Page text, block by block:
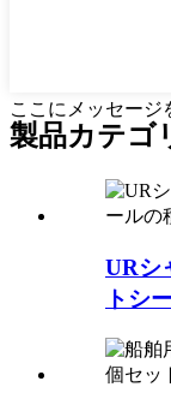
ここにメッセージ
製品カテゴ
URシ
トシ